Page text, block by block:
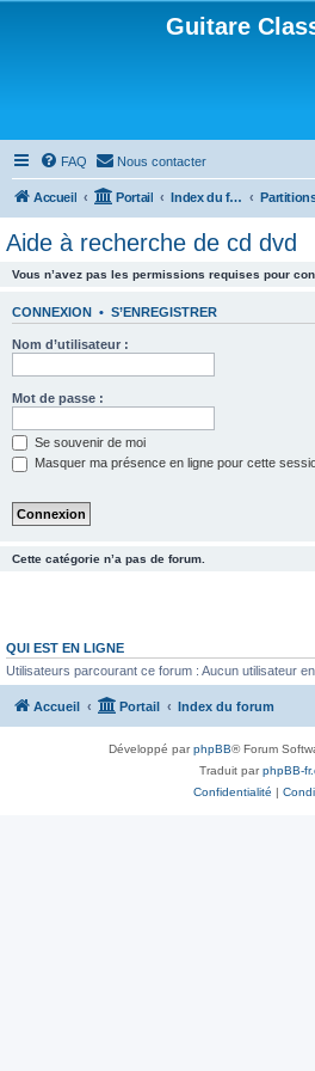
Guitare
FAQ Nous contacter
Accueil Portail Index du forum
Aide à recherche de cd dvd
Vous n’avez pas les permissions requises pour
CONNEXION • S’ENREGISTRER
Nom d’utilisateur :
Mot de passe :
Se souvenir de moi
Masquer ma présence en ligne pour cette
Cette catégorie n’a pas de forum.
QUI EST EN LIGNE
Utilisateurs parcourant ce forum : Aucun utilisateur
Accueil Portail Index du forum
Développé parphpBB® Forum
Traduit parphpBB-
Confidentialité |